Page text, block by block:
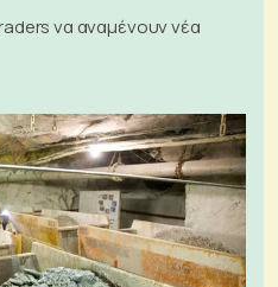
να αναμένουν νέα